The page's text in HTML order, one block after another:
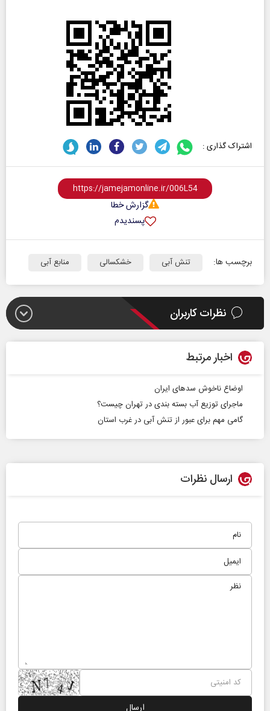
اشتراک گذاری :
گزارش خطا
پسندیدم
برچسب ها: تنش آبی خشکسالی منابع آبی
نظرات کاربران
اخبار مرتبط
اوضاع ناخوش سدهای ایران
ماجرای توزیع آب بسته‌ بندی در تهران چیست؟
گامی مهم برای عبور از تنش آبی در غرب استان
ارسال نظرات